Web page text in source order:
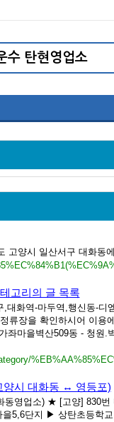
고양시 일산서구 대화동
고리의 글 목록
,대화역-마두역,행신동-
류장을 확인하시어 이
좌마을벽산509동 - 청원
양시 대화동 ↔ 영등포)
동영업소) ★ [고양] 830
5,6단지 ▶ 상탄초등학